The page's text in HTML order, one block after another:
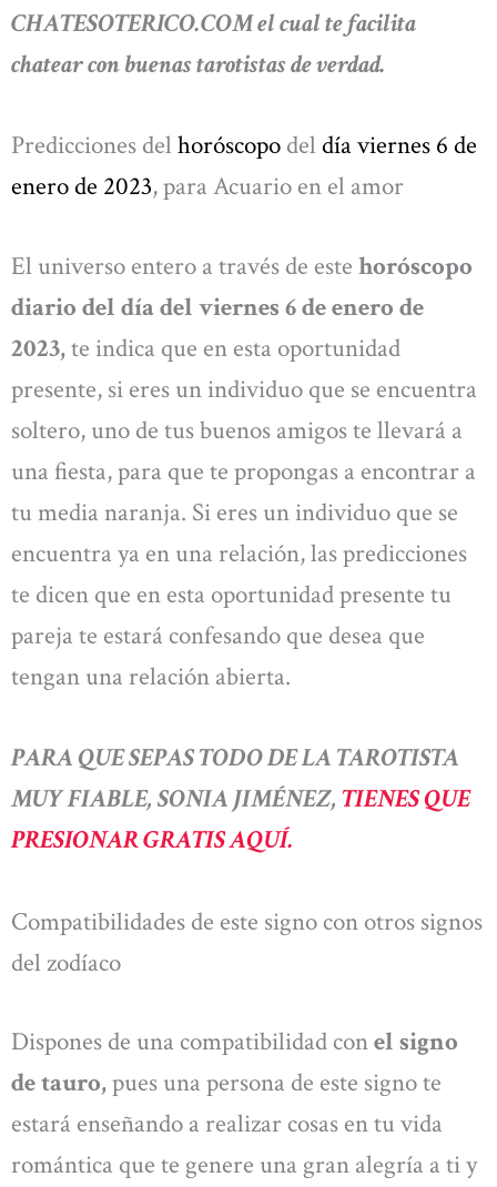
CHATESOTERICO.COM el cual te facilita
chatear con buenas tarotistas de verdad.
Predicciones del horóscopo del día viernes 6 de
enero de 2023, para Acuario en el amor
El universo entero a través de este horóscopo
diario del día del viernes 6 de enero de
2023,te indica que en esta oportunidad
presente, si eres un individuo que se encuentra
soltero, uno de tus buenos amigos te llevará a
una fiesta, para que te propongas a encontrar a
tu media naranja. Si eres un individuo que se
encuentra ya en una relación, las predicciones
te dicen que en esta oportunidad presente tu
pareja te estará confesando que desea que
tengan una relación abierta.
PARA QUE SEPAS TODO DE LA TAROTISTA
MUY FIABLE, SONIA JIMÉNEZ, TIENES QUE
PRESIONAR GRATIS AQUÍ.
Compatibilidades de este signo con otros signos
del zodíaco
Dispones de una compatibilidad conel signo
de tauro,pues una persona de este signo te
estará enseñando a realizar cosas en tu vida
romántica que te genere una gran alegría a ti y